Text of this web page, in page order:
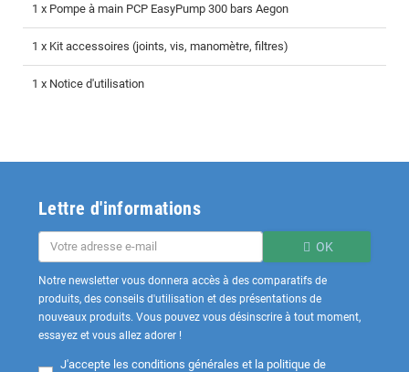
1 x Pompe à main PCP EasyPump 300 bars Aegon
1 x Kit accessoires (joints, vis, manomètre, filtres)
1 x Notice d'utilisation
Lettre d'informations
OK
Notre newsletter vous donnera accès à des comparatifs de
produits, des conseils d'utilisation et des présentations de
nouveaux produits. Vous pouvez vous désinscrire à tout moment,
essayez et vous allez adorer !
J'accepte les conditions générales et la politique de